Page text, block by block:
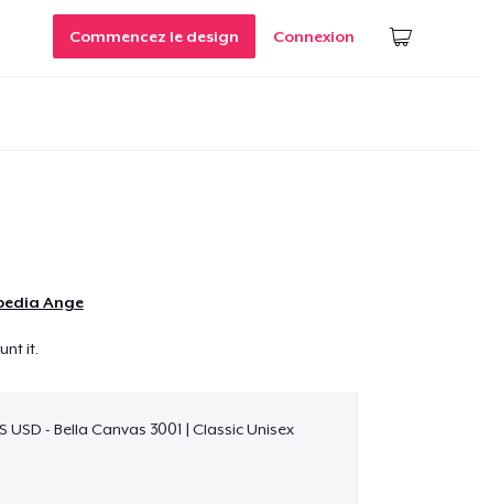
Commencez le design Connexion
Ange
it.
USD - Bella Canvas 3001 | Classic Unisex